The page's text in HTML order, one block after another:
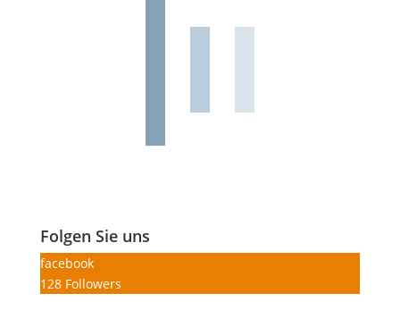
Folgen Sie uns
facebook
128 Followers